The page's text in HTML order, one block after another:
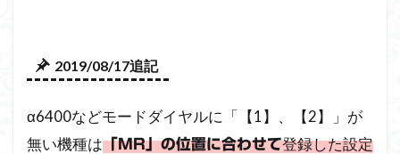
2019/08/17追記
α6400などモードダイヤルに「【1】、【2】」が
無い機種は「MR」の位置に合わせて登録した設定